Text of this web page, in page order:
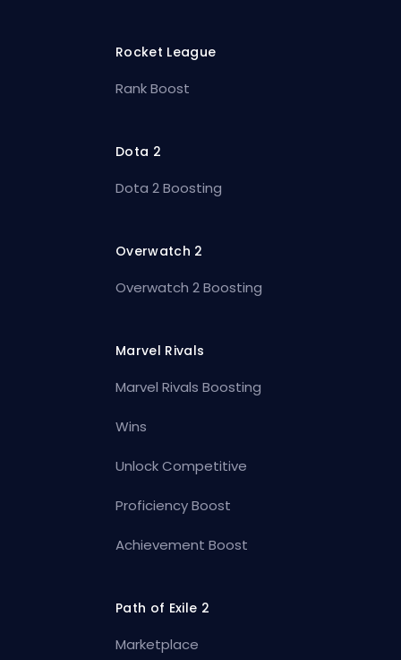
Rocket League
Rank Boost
Dota 2
Dota 2 Boosting
Overwatch 2
Overwatch 2 Boosting
Marvel Rivals
Marvel Rivals Boosting
Wins
Unlock Competitive
Proficiency Boost
Achievement Boost
Path of Exile 2
Marketplace